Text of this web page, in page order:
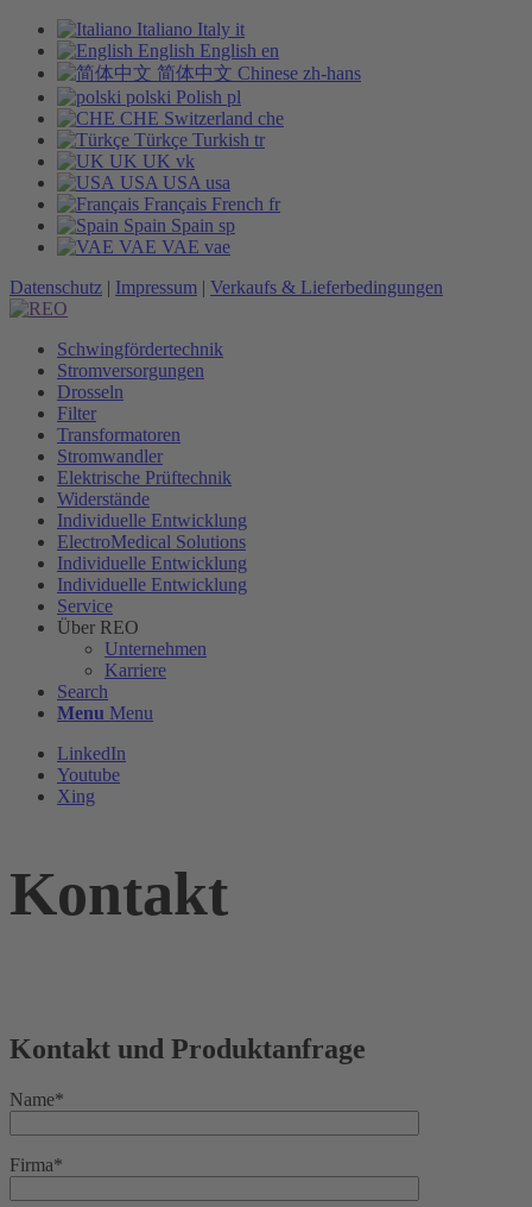
Italiano Italy it
English English en
简体中文 Chinese zh-hans
polski Polish pl
CHE Switzerland che
Türkçe Turkish tr
UK UK vk
USA USA usa
Français French fr
Spain Spain sp
VAE VAE vae
Datenschutz | Impressum | Verkaufs & Lieferbedingungen
Schwingfördertechnik
Stromversorgungen
Drosseln
Filter
Transformatoren
Stromwandler
Elektrische Prüftechnik
Widerstände
Individuelle Entwicklung
ElectroMedical Solutions
Individuelle Entwicklung
Individuelle Entwicklung
Service
Über REO
Unternehmen
Karriere
Search
Menu Menu
LinkedIn
Youtube
Xing
Kontakt
Kontakt und Produktanfrage
Name*
Firma*